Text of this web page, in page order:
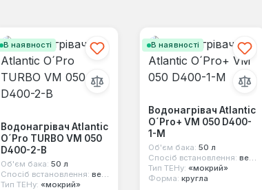
В наявності
Водонагрівач Atlantic
O´Pro TURBO VM 050
D400-2-B
Об'єм бака: 50 л
Спосіб встановлення: вертикальний
Тип ТЕНу: «мокрий»
В наявності
Водонагрівач Atlantic
O´Pro+ VM 050 D400-
1-M
Об'єм бака: 50 л
Спосіб встановлення: вертикальний
Тип ТЕНу: «мокрий»
Форма: кругла